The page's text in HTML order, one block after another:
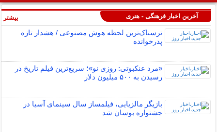
آخرین اخبار فرهنگی - هنری
ترسناک‌ترین لحظه هوش مصنوعی / هشدار تازه
پدرخوانده
«مرد عنکبوتی: روزی نو»؛ سریع‌ترین فیلم تاریخ در
رسیدن به ۵۰۰ میلیون دلار
بازیگر مالزیایی، فیلمساز سال سینمای آسیا در
جشنواره بوسان شد
بیشتر